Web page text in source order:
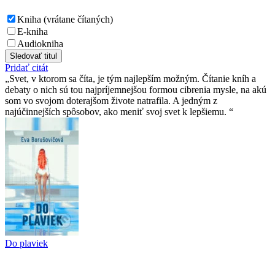
Kniha (vrátane čítaných)
E-kniha
Audiokniha
Sledovať titul
Pridať citát
Svet, v ktorom sa číta, je tým najlepším možným. Čítanie kníh a
debaty o nich sú tou najpríjemnejšou formou cibrenia mysle, na akú
som vo svojom doterajšom živote natrafila. A jedným z
najúčinnejších spôsobov, ako meniť svoj svet k lepšiemu.
Do plaviek